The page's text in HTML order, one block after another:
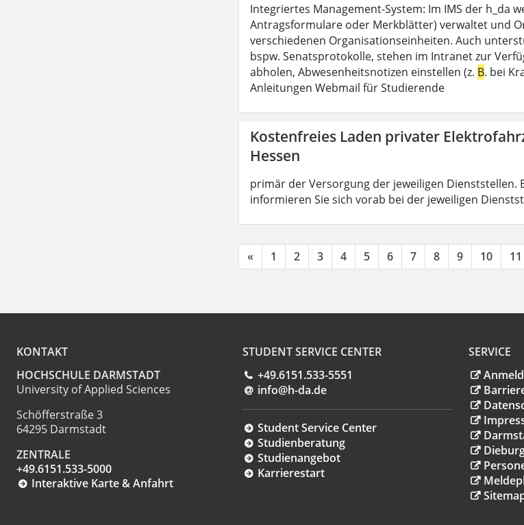
Integriertes Management-System: Im IMS der h_da
Antragsformulare oder Merkblätter) verwaltet und
verschiedenen Organisationseinheiten. Auch
bspw. Senatsprotokolle, stehen im Intranet zur
abholen, Abwesenheitsnotizen einstellen (z. B. bei
Anleitungen Webmail für Studierende
Kostenfreies Laden privater
Hessen
primär der Versorgung der jeweiligen Dienststellen.
informieren Sie sich vorab bei der jeweiligen
« 1 2 3 4 5 6 7 8 9 10 11
KONTAKT
HOCHSCHULE DARMSTADT
University of Applied Sciences
Schöfferstraße 3
64295 Darmstadt
ZENTRALE
+49.6151.533-5000
Interaktive Karte & Anfahrt
STUDENT SERVICE CENTER
+49.6151.533-5551
info@h-da.de
Student Service Center
Studienberatung
Studienangebot
Karrierestart
SERVICE